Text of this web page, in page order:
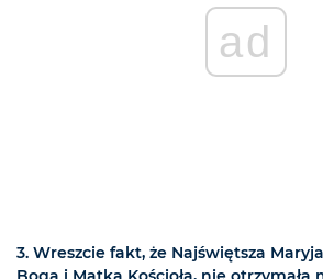
ad
3. Wreszcie fakt, że Najświętsza